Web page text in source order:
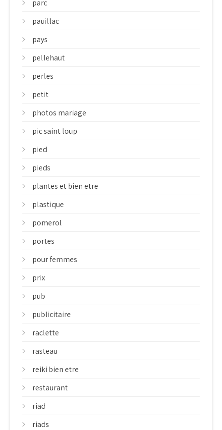
parc
pauillac
pays
pellehaut
perles
petit
photos mariage
pic saint loup
pied
pieds
plantes et bien etre
plastique
pomerol
portes
pour femmes
prix
pub
publicitaire
raclette
rasteau
reiki bien etre
restaurant
riad
riads